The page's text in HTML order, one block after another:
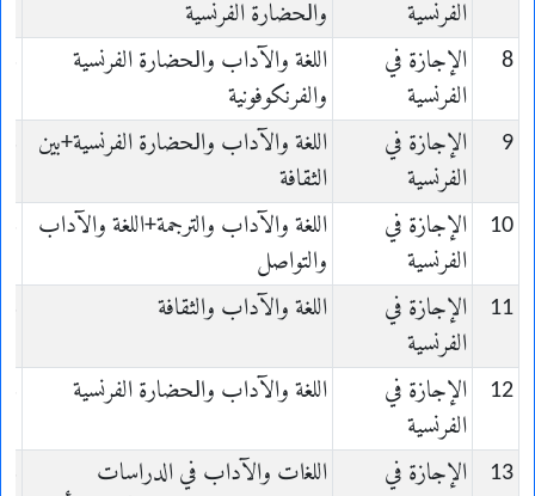
الفرنسية
ﻭﺍﳊﻀﺎﺭﺓ ﺍلفرنسية
8
الإجازة في
الفرنسية
ﺍﻟﻠﻐﺔ ﻭﺍﻵﺩﺍﺏ ﻭﺍﳊﻀﺎﺭﺓ ﺍلفرنسية
والفرنكوفونية
9
الإجازة في
الفرنسية
ﺍﻟﻠﻐﺔ ﻭﺍﻵﺩﺍﺏ ﻭﺍﳊﻀﺎﺭﺓ ﺍلفرنسية+بين
الثقافة
10
الإجازة في
الفرنسية
ﺍﻟﻠﻐﺔ ﻭﺍﻵﺩﺍﺏ والترجمة+ﺍﻟﻠﻐﺔ ﻭﺍﻵﺩﺍﺏ
والتواصل
11
الإجازة في
الفرنسية
ﺍﻟﻠﻐﺔ ﻭﺍﻵﺩﺍﺏ والثقافة
12
الإجازة في
الفرنسية
ﺍﻟﻠﻐﺔ ﻭﺍﻵﺩﺍﺏ ﻭﺍﳊﻀﺎﺭﺓ ﺍلفرنسية
13
الإجازة في
ﺍﻟﻠﻐات والآداب في الدراسات